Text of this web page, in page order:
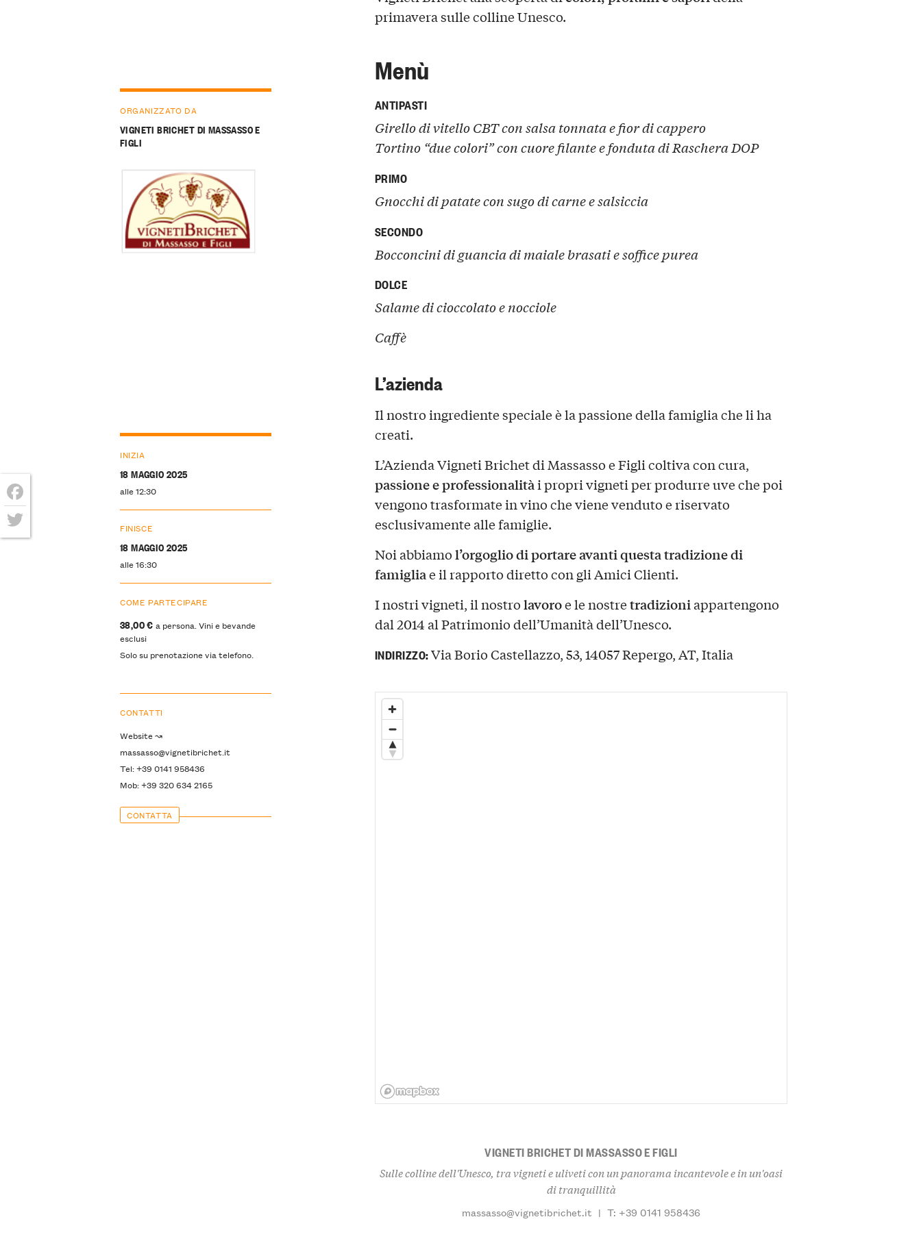
primavera sulle colline Unesco.
Menù
ANTIPASTI
Girello di vitello CBT con salsa tonnata e fior di cappero
Tortino “due colori” con cuore filante e fonduta di Raschera DOP
PRIMO
Gnocchi di patate con sugo di carne e salsiccia
SECONDO
Bocconcini di guancia di maiale brasati e soffice purea
DOLCE
Salame di cioccolato e nocciole
Caffè
L’azienda
Il nostro ingrediente speciale è la passione della famiglia che li ha
creati.
L’Azienda Vigneti Brichet di Massasso e Figli coltiva con cura,
passione e professionalitài propri vigneti per produrre uve che poi
vengono trasformate in vino che viene venduto e riservato
esclusivamente alle famiglie.
Noi abbiamol’orgoglio di portare avanti questa tradizione di
famigliae il rapporto diretto con gli Amici Clienti.
I nostri vigneti, il nostrolavoroe le nostretradizioniappartengono
dal 2014 al Patrimonio dell’Umanità dell’Unesco.
ORGANIZZATO DA
VIGNETI BRICHET DI MASSASSO E
FIGLI
INIZIA
18 MAGGIO 2025
alle 12:30
FINISCE
18 MAGGIO 2025
alle 16:30
COME PARTECIPARE
38,00 € a persona. Vini e bevande
esclusi
Solo su prenotazione via telefono.
CONTATTI
Website ↝
massasso@vignetibrichet.it
Tel: +39 0141 958436
Mob: +39 320 634 2165
CONTATTA
INDIRIZZO:Via Borio Castellazzo, 53, 14057 Repergo, AT, Italia
VIGNETI BRICHET DI MASSASSO E FIGLI
Sulle colline dell'Unesco, tra vigneti e uliveti con un panorama incantevole e in un'oasi
di tranquillità
massasso@vignetibrichet.it | T: +39 0141 958436
Facebook
Twitter